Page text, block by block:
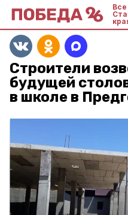
Строители
будущей
в школе в